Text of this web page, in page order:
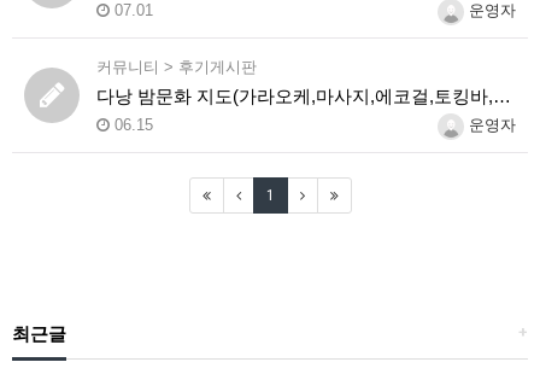
운영자
07.01
커뮤니티 > 후기게시판
다낭 밤문화 지도(가라오케,마사지,에코걸,토킹바,클럽) 유흥별 가격 및 후기공유
운영자
06.15
1
+
최근글